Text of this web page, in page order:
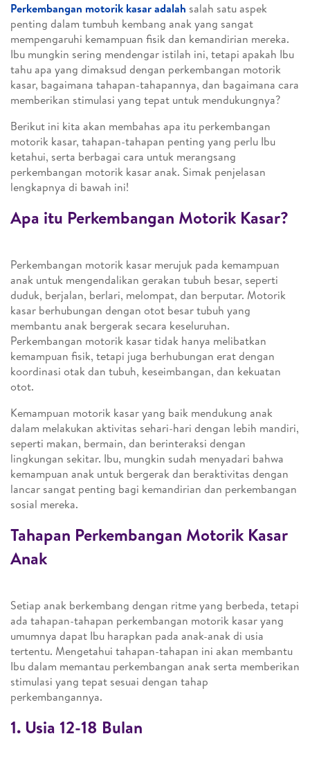
Perkembangan motorik kasar adalah salah satu aspek
penting dalam tumbuh kembang anak yang sangat
mempengaruhi kemampuan fisik dan kemandirian mereka.
Ibu mungkin sering mendengar istilah ini, tetapi apakah Ibu
tahu apa yang dimaksud dengan perkembangan motorik
kasar, bagaimana tahapan-tahapannya, dan bagaimana cara
memberikan stimulasi yang tepat untuk mendukungnya?
Berikut ini kita akan membahas apa itu perkembangan
motorik kasar, tahapan-tahapan penting yang perlu Ibu
ketahui, serta berbagai cara untuk merangsang
perkembangan motorik kasar anak. Simak penjelasan
lengkapnya di bawah ini!
Apa itu Perkembangan Motorik Kasar?
Perkembangan motorik kasar merujuk pada kemampuan
anak untuk mengendalikan gerakan tubuh besar, seperti
duduk, berjalan, berlari, melompat, dan berputar. Motorik
kasar berhubungan dengan otot besar tubuh yang
membantu anak bergerak secara keseluruhan.
Perkembangan motorik kasar tidak hanya melibatkan
kemampuan fisik, tetapi juga berhubungan erat dengan
koordinasi otak dan tubuh, keseimbangan, dan kekuatan
otot.
Kemampuan motorik kasar yang baik mendukung anak
dalam melakukan aktivitas sehari-hari dengan lebih mandiri,
seperti makan, bermain, dan berinteraksi dengan
lingkungan sekitar. Ibu, mungkin sudah menyadari bahwa
kemampuan anak untuk bergerak dan beraktivitas dengan
lancar sangat penting bagi kemandirian dan perkembangan
sosial mereka.
Tahapan Perkembangan Motorik Kasar
Anak
Setiap anak berkembang dengan ritme yang berbeda, tetapi
ada tahapan-tahapan perkembangan motorik kasar yang
umumnya dapat Ibu harapkan pada anak-anak di usia
tertentu. Mengetahui tahapan-tahapan ini akan membantu
Ibu dalam memantau perkembangan anak serta memberikan
stimulasi yang tepat sesuai dengan tahap
perkembangannya.
1. Usia 12-18 Bulan